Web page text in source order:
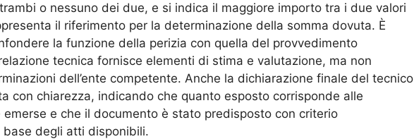
o nessuno dei due, e si indica il maggiore importo tra i due valori
il riferimento per la determinazione della somma dovuta. È
la funzione della perizia con quella del provvedimento
tecnica fornisce elementi di stima e valutazione, ma non
dell’ente competente. Anche la dichiarazione finale del tecnico
con chiarezza, indicando che quanto esposto corrisponde alle
emerse e che il documento è stato predisposto con criterio
base degli atti disponibili.